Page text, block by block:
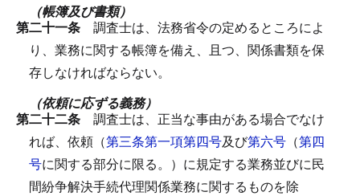
（帳簿及び書類）
第二十一条 調査士は、法務省令の定めるところによ
り、業務に関する帳簿を備え、且つ、関係書類を保
存しなければならない。
（依頼に応ずる義務）
第二十二条 調査士は、正当な事由がある場合でなけ
れば、依頼（第三条第一項第四号及び第六号 （第四
号に関する部分に限る。）に規定する業務並びに民
間紛争解決手続代理関係業務に関するものを除